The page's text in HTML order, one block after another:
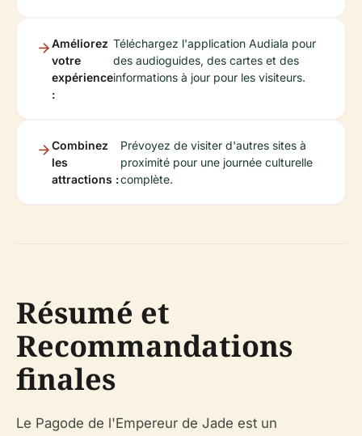
Améliorez
votre
expérience
:
Téléchargez l'application Audiala pour
des audioguides, des cartes et des
informations à jour pour les visiteurs.
Combinez
les
attractions :
Prévoyez de visiter d'autres sites à
proximité pour une journée culturelle
complète.
Résumé et
Recommandations
finales
Le Pagode de l'Empereur de Jade est un